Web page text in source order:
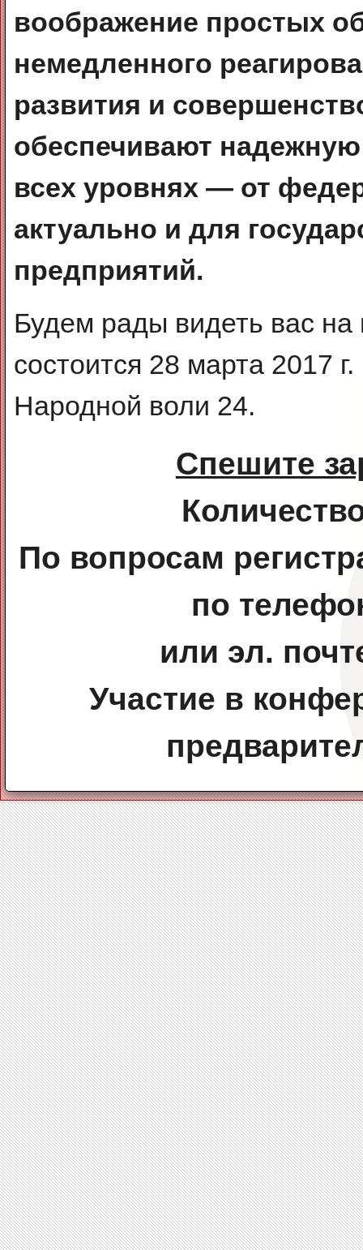
воображение простых
немедленного
развития и
обеспечивают надежную
всех уровнях — от
актуально и для
предприятий.
Будем рады видеть вас
состоится 28 марта 2017
Народной воли 24.
Спешите
По вопросам
по
или эл.
Участие в